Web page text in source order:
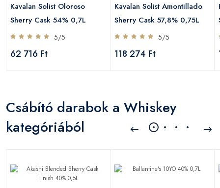
Kavalan Solist Oloroso
Sherry Cask 54% 0,7L
5/5
62 716 Ft
Kavalan Solist Amontillado
Sherry Cask 57,8% 0,75L
5/5
118 274 Ft
Csábító darabok a Whiskey
kategóriából